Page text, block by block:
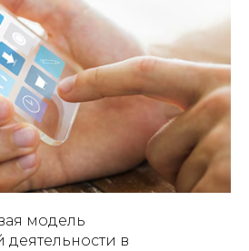
модель
в